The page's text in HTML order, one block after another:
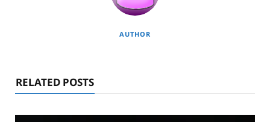
AUTHOR
RELATED POSTS